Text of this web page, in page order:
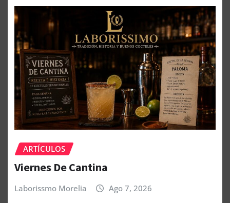
ARTÍCULOS
Viernes De Cantina
Laborissmo Morelia Ago 7, 2026